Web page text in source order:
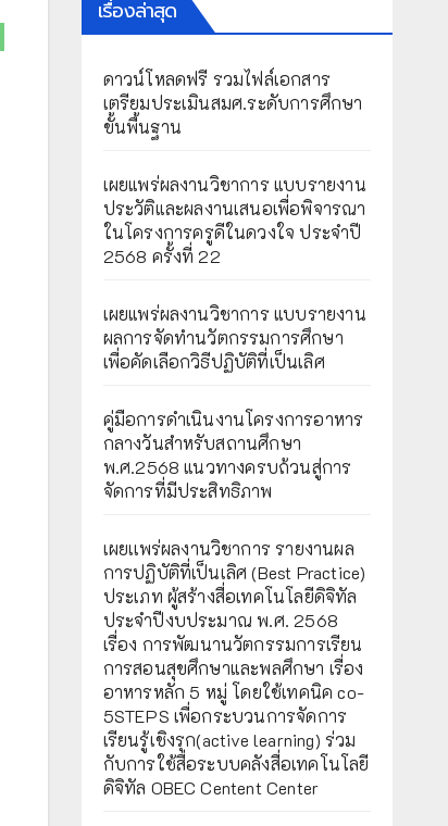
เรื่องล่าสุด
ดาวน์โหลดฟรี รวมไฟล์เอกสาร
เตรียมประเมินสมศ.ระดับการศึกษา
ขั้นพื้นฐาน
เผยแพร่ผลงานวิชาการ แบบรายงาน
ประวัติและผลงานเสนอเพื่อพิจารณา
ในโครงการครูดีในดวงใจ ประจำปี
2568 ครั้งที่ 22
เผยแพร่ผลงานวิชาการ แบบรายงาน
ผลการจัดทำนวัตกรรมการศึกษา
เพื่อคัดเลือกวิธีปฏิบัติที่เป็นเลิศ
คู่มือการดำเนินงานโครงการอาหาร
กลางวันสำหรับสถานศึกษา
พ.ศ.2568 แนวทางครบถ้วนสู่การ
จัดการที่มีประสิทธิภาพ
เผยเเพร่ผลงานวิชาการ รายงานผล
การปฏิบัติที่เป็นเลิศ (Best Practice)
ประเภท ผู้สร้างสื่อเทคโนโลยีดิจิทัล
ประจำปีงบประมาณ พ.ศ. 2568
เรื่อง การพัฒนานวัตกรรมการเรียน
การสอนสุขศึกษาและพลศึกษา เรื่อง
อาหารหลัก 5 หมู่ โดยใช้เทคนิค co-
5STEPS เพื่อกระบวนการจัดการ
เรียนรู้เชิงรุก(active learning) ร่วม
กับการใช้สื่อระบบคลังสื่อเทคโนโลยี
ดิจิทัล OBEC Centent Center